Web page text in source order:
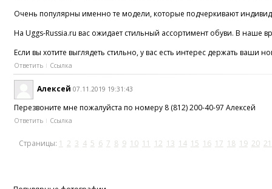
Очень популярны именно те модели, которые подчеркивают
На Uggs-Russia.ru вас ожидает стильный ассортимент обуви. В наше
Если вы хотите выглядеть стильно, у вас есть интерес держать
Ответить Ссылка
Алексей 07.11.2019 19:31:43
Перезвоните мне пожалуйста по номеру 8 (812) 200-40-97 Алексей
Ответить Ссылка
Страницы: 1 2 3 4 5 6 7 8 9 10 11 12 13 14 15 16 17 18 19 20 21